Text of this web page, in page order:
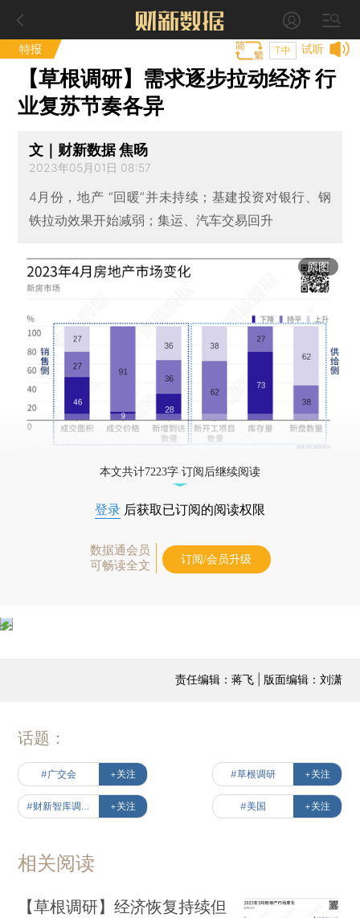
特报 试听
T中
【草根调研】需求逐步拉动经济 行
业复苏节奏各异
文｜财新数据 焦旸
2023年05月01日 08:57
4月份，地产 “回暖”并未持续；基建投资对银行、钢
铁拉动效果开始减弱；集运、汽车交易回升
原图
本文共计7223字 订阅后继续阅读
登录 后获取已订阅的阅读权限
数据通会员
可畅读全文
订阅/会员升级
责任编辑：蒋飞 | 版面编辑：刘潇
话题：
#广交会 +关注 #草根调研 +关注
#财新智库调研报告 +关注 #美国 +关注
相关阅读
【草根调研】经济恢复持续但